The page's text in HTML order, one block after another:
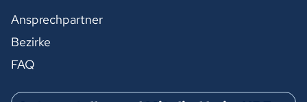
Ansprechpartner
Bezirke
FAQ